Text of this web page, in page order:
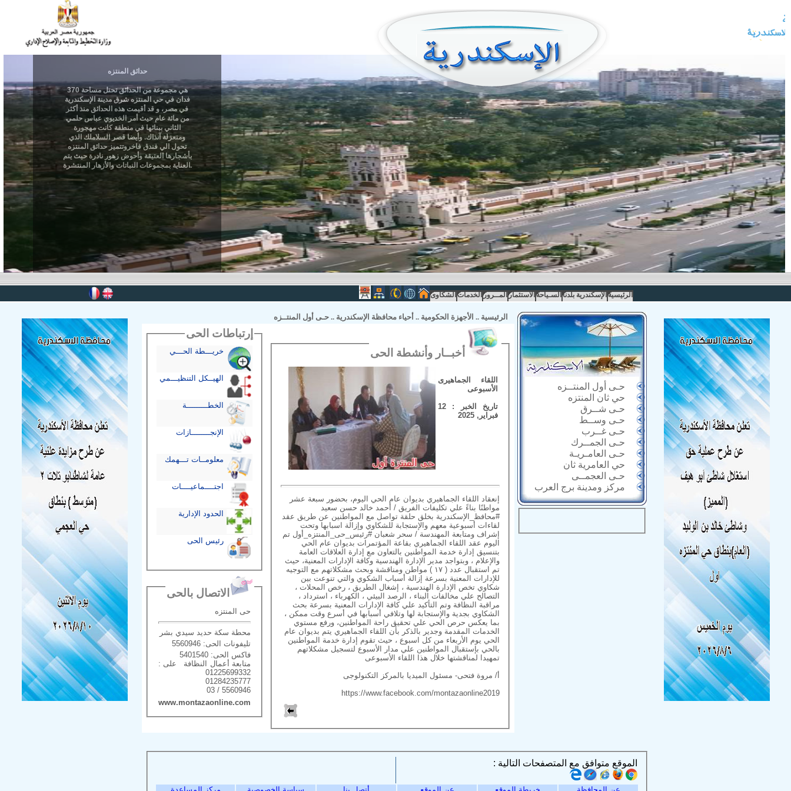
الرئيسية الإسكندرية بلدنا السـياحة الاستثمار المــرور الخدمات الشكاوى
حـى أول المنتــزه
حي ثان المنتزه
حـى شــرق
حـى وســط
حـى غــرب
حـى الجمــرك
حـى العامـريـة
حي العامرية ثان
حـى العجمــى
مركز ومدينة برج العرب
الرئيسية .. الأجهزة الحكومية .. أحياء محافظة الإسكندرية .. حـى أول المنتــزه
اللقاء الجماهيرى
الأسبوعى
تاريخ الخبر : 12
فبراير, 2025
إنعقاد اللقاء الجماهيري بديوان عام الحي اليوم، بحضور سبعة عشر
مواطنًا بناءً علي تكليفات الفريق / أحمد خالد حسن سعيد
#محافظ_الإسكندرية بخلق حلقة تواصل مع المواطنين عن طريق عقد
لقاءات أسبوعية معهم والإستجابة للشكاوي وإزالة اسبابها وتحت
إشراف ومتابعة المهندسة / سحر شعبان #رئيس_حى_المنتزه_أول تم
اليوم عقد اللقاء الجماهيري بقاعة المؤتمرات بديوان عام الحي
بتنسيق إدارة خدمة المواطنين بالتعاون مع إدارة العلاقات العامة
والإعلام ، وبتواجد مدير الإدارة الهندسية وكافة الإدارات المعنية، حيث
تم استقبال عدد ( ١٧ ) مواطن ومناقشة وبحث مشكلاتهم مع التوجيه
للإدارات المعنية بسرعة إزالة أسباب الشكوي والتي تنوعت بين
شكاوي تخص الإدارة الهندسية ، إشغال الطريق ، رخص المحلات ،
التصالح علي مخالفات البناء ، الرصد البيئي ، الكهرباء ، استرداد ،
مراقبة النظافة وتم التأكيد علي كافة الإدارات المعنية بسرعة بحث
الشكاوي بجدية والإستجابة لها وتلافي أسبابها في أسرع وقت ممكن ،
بما يعكس حرص الحي علي تحقيق راحة المواطنين، ورفع مستوي
الخدمات المقدمة وجدير بالذكر بأن اللقاء الجماهيري يتم بديوان عام
الحي يوم الأربعاء من كل اسبوع ، حيث تقوم إدارة خدمة المواطنين
بالحي بإستقبال المواطنين علي مدار الأسبوع لتسجيل مشكلاتهم
تمهيدا لمناقشتها خلال هذا اللقاء الأسبوعى
أ/ مروة فتحى- مسئول الميديا بالمركز التكنولوجى
https://www.facebook.com/montazaonline2019
إرتباطات الحى
خريـــطة الحـــي
الهيــكل التنظيـــمي
الخطـــــــــة
الإنجــــــــازات
معلومــات تـــهمك
اجتــــماعيــــات
الحدود الإدارية
رئيس الحى
الاتصال بالحى
حى المنتزه
محطة سكة حديد سيدي بشر
تليفونات الحى: 5560946
فاكس الحى: 5401540
متابعة أعمال النظافة على :
01225699332
01284235777
5560946 / 03
www.montazaonline.com
الموقع متوافق مع المتصفحات التالية :